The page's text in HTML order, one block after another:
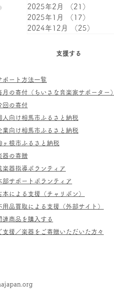
2025年2月
（21）
2025年1月
（17）
2024年12月
（25）
支援する
ポート方法一覧
月の寄付（ちいさな音楽家サポーター）
回の寄付
人向け相馬市ふるさと納税
業向け相馬市ふるさと納税
ヶ根市ふるさと納税
器の寄贈
楽器指導ボランティア
部サポートボランティア
本による支援（チャリボン）
用品買取による支援（外部サイト）
連商品を購入する
支援／楽器をご寄贈いただいた方々